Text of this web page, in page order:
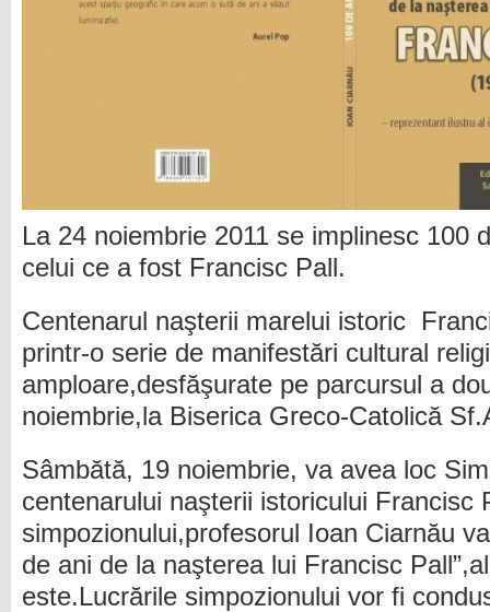
La 24 noiembrie 2011 se implinesc 100
celui ce a fost Francisc Pall.
Centenarul naşterii marelui istoric
printr-o serie de manifestări cultural
amploare,desfăşurate pe parcursul a
noiembrie,la Biserica Greco-Catolică
Sâmbătă, 19 noiembrie, va avea loc
centenarului naşterii istoricului Francisc
simpozionului,profesorul Ioan Ciarnău
de ani de la naşterea lui Francisc
este.Lucrările simpozionului vor fi